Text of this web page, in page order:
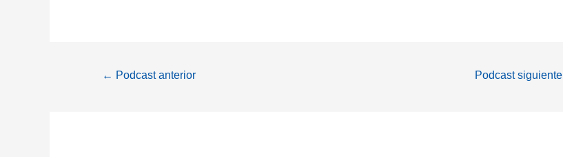
Navegación
← Podcast anterior Podcast siguiente